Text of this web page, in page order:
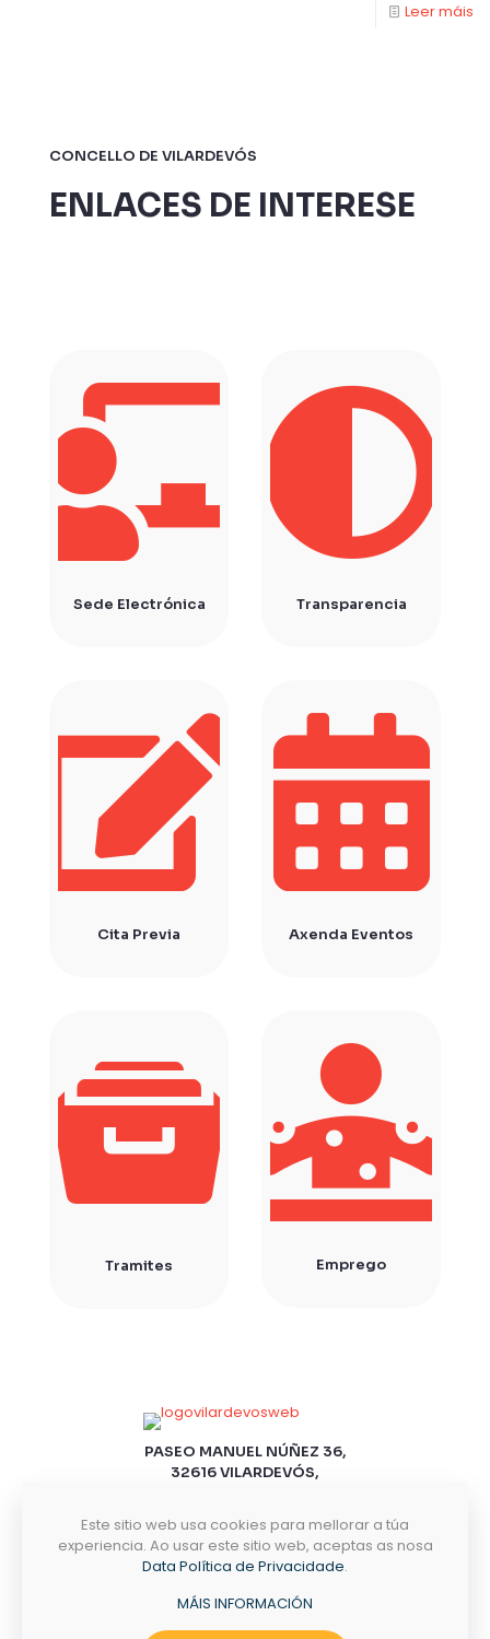
Leer máis
CONCELLO DE VILARDEVÓS
ENLACES DE INTERESE
Sede Electrónica Transparencia
Cita Previa Axenda Eventos
Tramites Emprego
PASEO MANUEL NÚÑEZ 36,
32616 VILARDEVÓS,
CONTACTO
NECESITAS AXUDA?
Este sitio web usa cookies para mellorar a túa
experiencia. Ao usar este sitio web, aceptas as nosa
Data Política de Privacidade.
MÁIS INFORMACIÓN